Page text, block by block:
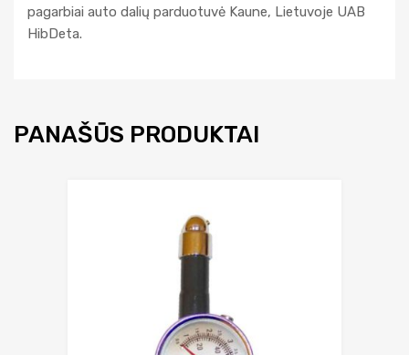
pagarbiai auto dalių parduotuvė Kaune, Lietuvoje UAB
HibDeta.
PANAŠŪS PRODUKTAI